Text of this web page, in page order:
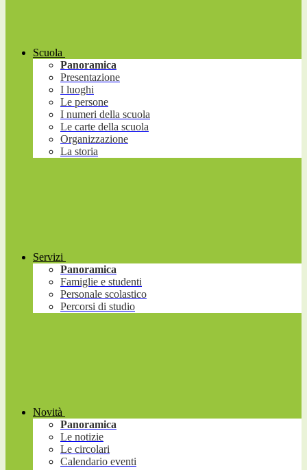
Scuola
Panoramica
Presentazione
I luoghi
Le persone
I numeri della scuola
Le carte della scuola
Organizzazione
La storia
Servizi
Panoramica
Famiglie e studenti
Personale scolastico
Percorsi di studio
Novità
Panoramica
Le notizie
Le circolari
Calendario eventi